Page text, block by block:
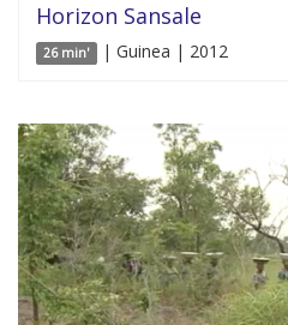
Horizon Sansale
26 min' | Guinea | 2012